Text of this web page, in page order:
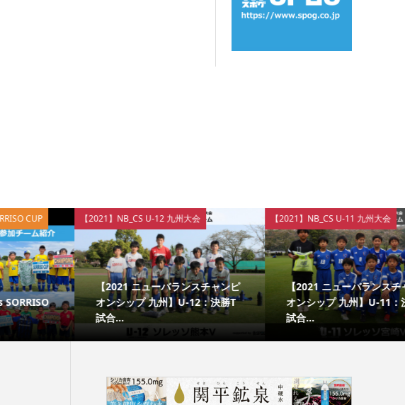
【2021】NB_CS U-12 九州大会
【2021 ニューバランスチャンピ
オンシップ 九州】U-12：決勝T
試合...
【2021】NB_CS U-11 九州大会
【2021 ニューバランスチャンピ
オンシップ 九州】U-11：決勝T